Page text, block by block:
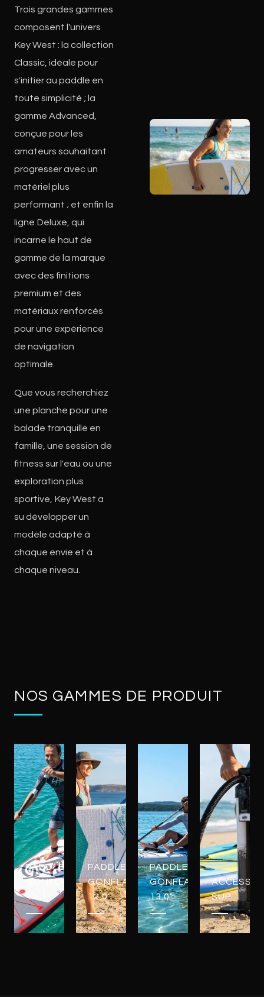
Trois grandes gammes
composent l'univers
Key West : la collection
Classic, idéale pour
s'initier au paddle en
toute simplicité ; la
gamme Advanced,
conçue pour les
amateurs souhaitant
progresser avec un
matériel plus
performant ; et enfin la
ligne Deluxe, qui
incarne le haut de
gamme de la marque
avec des finitions
premium et des
matériaux renforcés
pour une expérience
de navigation
optimale.
Que vous recherchiez
une planche pour une
balade tranquille en
famille, une session de
fitness sur l'eau ou une
exploration plus
sportive, Key West a
su développer un
modèle adapté à
chaque envie et à
chaque niveau.
NOS GAMMES DE PRODUIT
PADDLES
GONFLABLES
11.0"
PADDLES
GONFLABLES
12.0"
PADDLES
GONFLABLES
13.0"
SUP